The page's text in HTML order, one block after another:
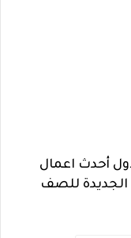
أحدث اعمال
الجديدة للصف